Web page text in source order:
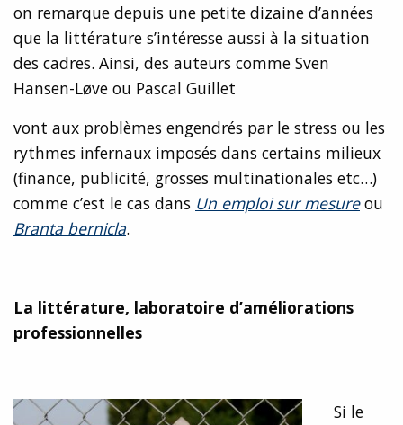
on remarque depuis une petite dizaine d’années
que la littérature s’intéresse aussi à la situation
des cadres. Ainsi, des auteurs comme Sven
Hansen-Løve ou Pascal Guillet
vont aux problèmes engendrés par le stress ou les
rythmes infernaux imposés dans certains milieux
(finance, publicité, grosses multinationales etc…)
comme c’est le cas dans Un emploi sur mesureou
Branta bernicla.
La littérature, laboratoire d’améliorations
professionnelles
Si le